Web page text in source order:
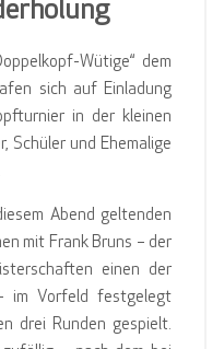
Wütige“ dem
sich auf Einladung
in der kleinen
Schüler und Ehemalige
Abend geltenden
mit Frank Bruns – der
einen der
im Vorfeld festgelegt
drei Runden gespielt.